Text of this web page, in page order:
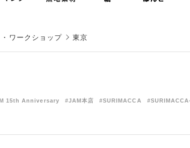
ワークショップ 東京
15th Anniversary #JAM本店 #SURIMACCA